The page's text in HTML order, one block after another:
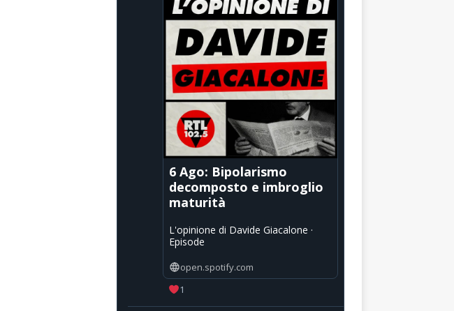
6 Ago: Bipolarismo
decomposto e imbroglio
maturità
L'opinione di Davide Giacalone ·
Episode
open.spotify.com
1